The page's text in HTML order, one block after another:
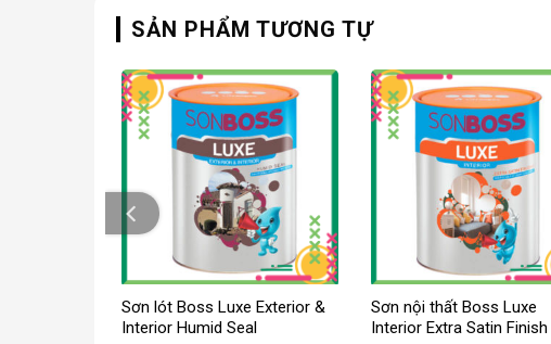
SẢN PHẨM TƯƠNG TỰ
Sơn lót Boss Luxe Exterior &
Interior Humid Seal
Sơn nội thất Boss Luxe
Interior Extra Satin Finish